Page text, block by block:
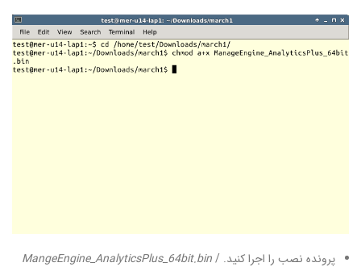
پرونده نصب را اجرا کنید. /MangeEngine_AnalyticsPlus_64bit.bin